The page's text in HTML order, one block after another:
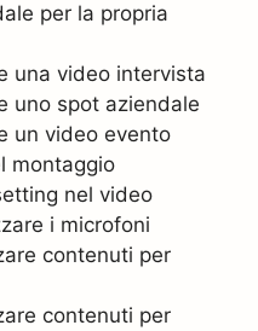
per la propria
una video intervista
uno spot aziendale
un video evento
montaggio
nel video
i microfoni
contenuti per
contenuti per